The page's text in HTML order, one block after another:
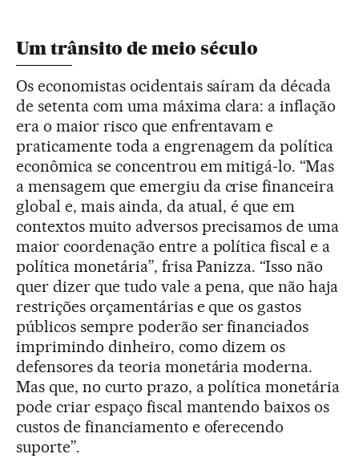
Um trânsito de meio século
Os economistas ocidentais saíram da década
de setenta com uma máxima clara: a inflação
era o maior risco que enfrentavam e
praticamente toda a engrenagem da política
econômica se concentrou em mitigá-lo. “Mas
a mensagem que emergiu da crise financeira
global e, mais ainda, da atual, é que em
contextos muito adversos precisamos de uma
maior coordenação entre a política fiscal e a
política monetária”, frisa Panizza. “Isso não
quer dizer que tudo vale a pena, que não haja
restrições orçamentárias e que os gastos
públicos sempre poderão ser financiados
imprimindo dinheiro, como dizem os
defensores da teoria monetária moderna.
Mas que, no curto prazo, a política monetária
pode criar espaço fiscal mantendo baixos os
custos de financiamento e oferecendo
suporte”.